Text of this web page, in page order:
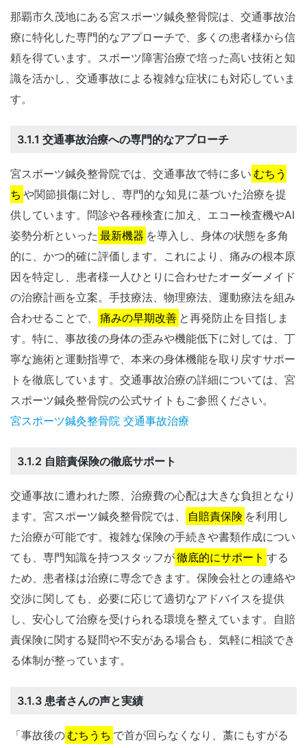
那覇市久茂地にある宮スポーツ鍼灸整骨院は、交通事故治
療に特化した専門的なアプローチで、多くの患者様から信
頼を得ています。スポーツ障害治療で培った高い技術と知
識を活かし、交通事故による複雑な症状にも対応していま
す。
3.1.1 交通事故治療への専門的なアプローチ
宮スポーツ鍼灸整骨院では、交通事故で特に多い むちう
ち や関節損傷に対し、専門的な知見に基づいた治療を提
供しています。問診や各種検査に加え、エコー検査機やAI
姿勢分析といった 最新機器 を導入し、身体の状態を多角
的に、かつ的確に評価します。これにより、痛みの根本原
因を特定し、患者様一人ひとりに合わせたオーダーメイド
の治療計画を立案。手技療法、物理療法、運動療法を組み
合わせることで、
痛みの早期改善 と再発防止を目指しま
す。特に、事故後の身体の歪みや機能低下に対しては、丁
寧な施術と運動指導で、本来の身体機能を取り戻すサポー
トを徹底しています。交通事故治療の詳細については、宮
スポーツ鍼灸整骨院の公式サイトもご参照ください。
宮スポーツ鍼灸整骨院 交通事故治療
3.1.2 自賠責保険の徹底サポート
交通事故に遭われた際、治療費の心配は大きな負担となり
ます。宮スポーツ鍼灸整骨院では、
自賠責保険 を利用し
た治療が可能です。複雑な保険の手続きや書類作成につい
ても、専門知識を持つスタッフが徹底的にサポート する
ため、患者様は治療に専念できます。保険会社との連絡や
交渉に関しても、必要に応じて適切なアドバイスを提供
し、安心して治療を受けられる環境を整えています。自賠
責保険に関する疑問や不安がある場合も、気軽に相談でき
る体制が整っています。
3.1.3 患者さんの声と実績
「事故後のむちうち で首が回らなくなり、藁にもすがる